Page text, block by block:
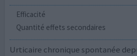
Efficacité
Quantité effets secondaires
Urticaire chronique spontanée